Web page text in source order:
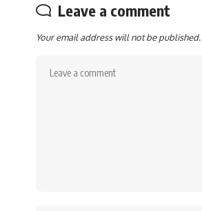
Leave a comment
Your email address will not be published.